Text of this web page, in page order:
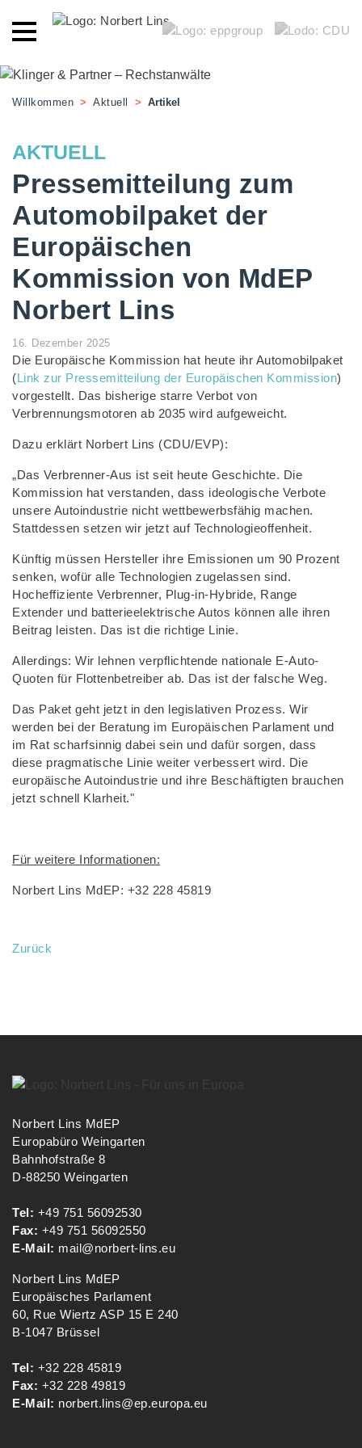
Willkommen > Aktuell > Artikel
AKTUELL
Pressemitteilung zum
Automobilpaket der
Europäischen
Kommission von MdEP
Norbert Lins
16. Dezember 2025
Die Europäische Kommission hat heute ihr Automobilpaket
(Link zur Pressemitteilung der Europäischen Kommission)
vorgestellt. Das bisherige starre Verbot von
Verbrennungsmotoren ab 2035 wird aufgeweicht.
Dazu erklärt Norbert Lins (CDU/EVP):
„Das Verbrenner-Aus ist seit heute Geschichte. Die
Kommission hat verstanden, dass ideologische Verbote
unsere Autoindustrie nicht wettbewerbsfähig machen.
Stattdessen setzen wir jetzt auf Technologieoffenheit.
Künftig müssen Hersteller ihre Emissionen um 90 Prozent
senken, wofür alle Technologien zugelassen sind.
Hocheffiziente Verbrenner, Plug-in-Hybride, Range
Extender und batterieelektrische Autos können alle ihren
Beitrag leisten. Das ist die richtige Linie.
Allerdings: Wir lehnen verpflichtende nationale E-Auto-
Quoten für Flottenbetreiber ab. Das ist der falsche Weg.
Das Paket geht jetzt in den legislativen Prozess. Wir
werden bei der Beratung im Europäischen Parlament und
im Rat scharfsinnig dabei sein und dafür sorgen, dass
diese pragmatische Linie weiter verbessert wird. Die
europäische Autoindustrie und ihre Beschäftigten brauchen
jetzt schnell Klarheit."
Für weitere Informationen:
Norbert Lins MdEP: +32 228 45819
Zurück
Norbert Lins MdEP
Europabüro Weingarten
Bahnhofstraße 8
D-88250 Weingarten
Tel: +49 751 56092530
Fax: +49 751 56092550
E-Mail: mail@norbert-lins.eu
Norbert Lins MdEP
Europäisches Parlament
60, Rue Wiertz ASP 15 E 240
B-1047 Brüssel
Tel: +32 228 45819
Fax: +32 228 49819
E-Mail: norbert.lins@ep.europa.eu